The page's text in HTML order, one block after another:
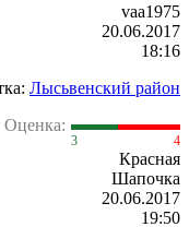
vaa1975
20.06.2017
18:16
Лысьвенский район
Оценка:
3 4
Красная
Шапочка
20.06.2017
19:50